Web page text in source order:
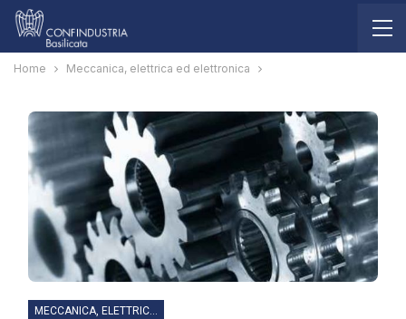
Home Meccanica, elettrica ed elettronica
MECCANICA, ELETTRICA ED ELETTRONICA